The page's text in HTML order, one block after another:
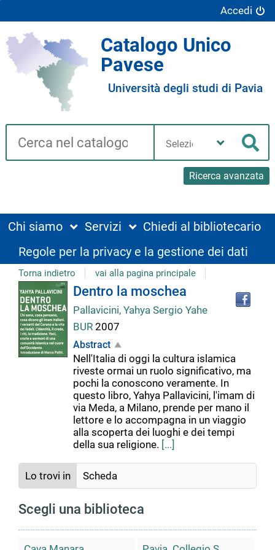
Accedi
Catalogo Unico
Pavese
Università degli studi di Pavia
Cerca su "Catalogo"
Ricerca avanzata
biblioteca
Chi siamo Servizi
Chiedi al bibliotecario
Regole per la privacy e la gestione dei dati
Torna indietro vai alla pagina principale
Dettaglio
del
documento
Dentro la moschea
Pallavicini, Yahya Sergio Yahe
BUR 2007
Abstract
Nell'Italia di oggi la cultura islamica
riveste ormai un ruolo significativo, ma
pochi la conoscono veramente. In
questo libro, Yahya Pallavicini, l'imam di
via Meda, a Milano, prende per mano il
lettore e lo accompagna in un viaggio
alla scoperta dei luoghi e dei tempi
della sua religione. [...]
Lo trovi in Scheda
Scegli una biblioteca